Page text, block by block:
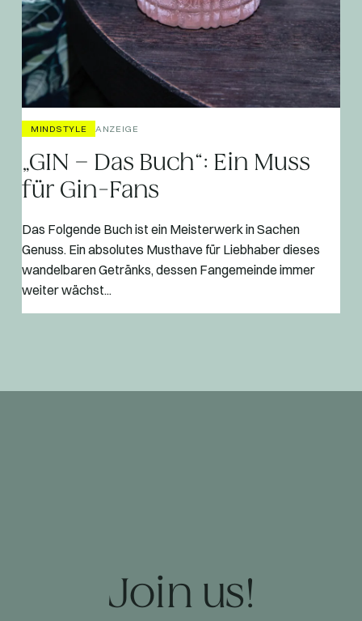
MINDSTYLE ANZEIGE
„GIN – Das Buch“: Ein Muss
für Gin-Fans
Das Folgende Buch ist ein Meisterwerk in Sachen
Genuss. Ein absolutes Musthave für Liebhaber dieses
wandelbaren Getränks, dessen Fangemeinde immer
weiter wächst...
Join us!